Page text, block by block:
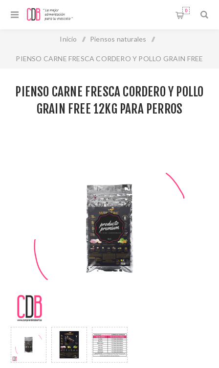
0
Inicio / Piensos naturales /
PIENSO CARNE FRESCA CORDERO Y POLLO GRAIN FREE
PIENSO CARNE FRESCA CORDERO Y POLLO
GRAIN FREE 12KG PARA PERROS